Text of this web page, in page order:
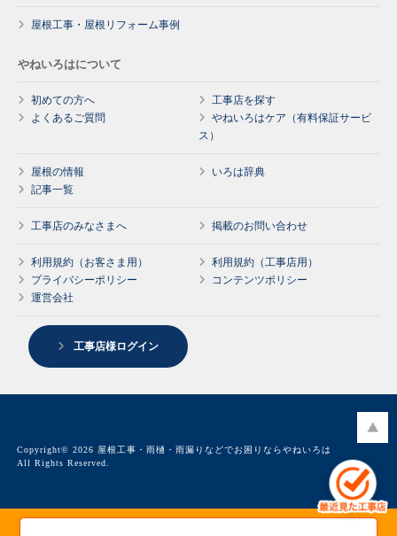
屋根工事・屋根リフォーム事例
やねいろはについて
初めての方へ
工事店を探す
よくあるご質問
やねいろはケア（有料保証サービ
ス）
屋根の情報
いろは辞典
記事一覧
工事店のみなさまへ 掲載のお問い合わせ
利用規約（お客さま用）
利用規約（工事店用）
プライバシーポリシー
コンテンツポリシー
運営会社
工事店様ログイン
Copyright© 2026 屋根工事・雨樋・雨漏りなどでお困りならやねいろは
All Rights Reserved.